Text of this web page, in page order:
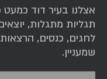
אצלנו בעיר דוד
תגליות מתגלות,
לחגים, כנסים,
שמעניין.